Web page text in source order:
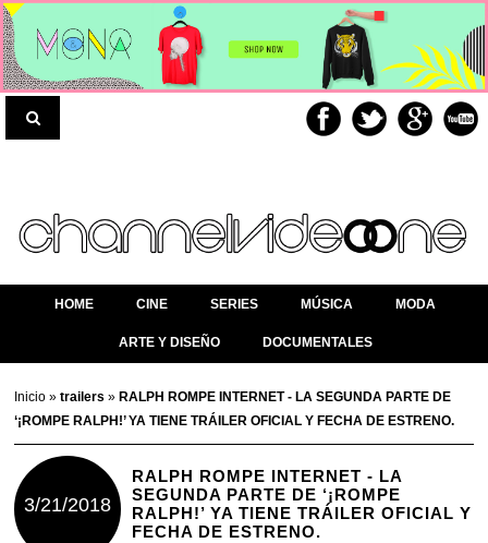
HOME CINE SERIES MÚSICA MODA
ARTE Y DISEÑO DOCUMENTALES
Inicio»trailers» RALPH ROMPE INTERNET - LA SEGUNDA PARTE DE
‘¡ROMPE RALPH!’ YA TIENE TRÁILER OFICIAL Y FECHA DE ESTRENO.
3/21/2018
RALPH ROMPE INTERNET - LA
SEGUNDA PARTE DE ‘¡ROMPE
RALPH!’ YA TIENE TRÁILER OFICIAL Y
FECHA DE ESTRENO.